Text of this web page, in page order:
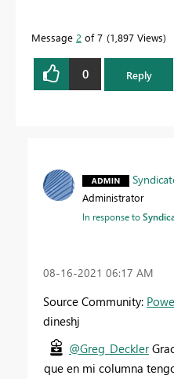
Message 2 of 7 1,897 Views
0 Reply
Administrator
In response to
‎08-16-2021 06:17 AM
Source Community:
dineshj
@Greg_Deckler
que en mi columna